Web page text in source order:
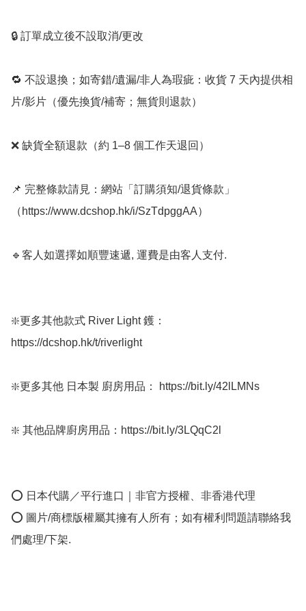
🔒 訂單成立後不設取消/更改
🔁 不設退換；如寄錯/遺漏/非人為瑕疵：收貨 7 天內提供相
片/影片（優先換貨/補寄；無貨則退款）
❌ 缺貨全額退款（約 1–8 個工作天退回）
📌 完整條款請見：網站「訂購須知/退貨條款」
（https://www.dcshop.hk/i/SzTdpggAA）
🔹客人如選擇如順豐速遞, 運費是由客人支付.
❇️更多其他款式 River Light 鑊：
https://dcshop.hk/t/riverlight
❇️更多其他 日本製 廚房用品： https://bit.ly/42lLMNs
❇️ 其他品牌廚房用品：https://bit.ly/3LQqC2l
⭕ 日本代購／平行進口｜非官方授權、非香港代理
⭕ 圖片/商標版權屬其擁有人所有；如有權利問題請聯絡我
們處理/下架.